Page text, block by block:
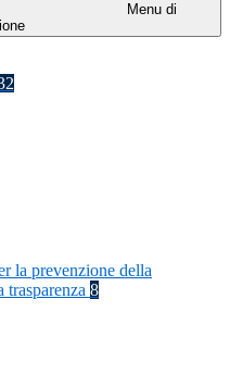
Menu di
la prevenzione della
trasparenza 8